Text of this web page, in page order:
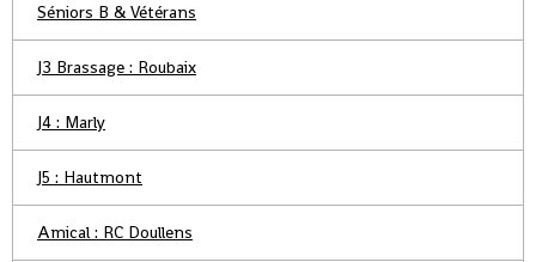
Séniors B & Vétérans
J3 Brassage : Roubaix
J4 : Marly
J5 : Hautmont
Amical : RC Doullens